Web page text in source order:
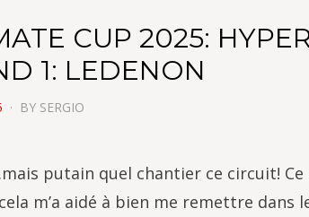
CUP 2025:
1: LEDENON
BY SERGIO
putain quel chantier ce circuit!
m’a aidé à bien me remettre dans